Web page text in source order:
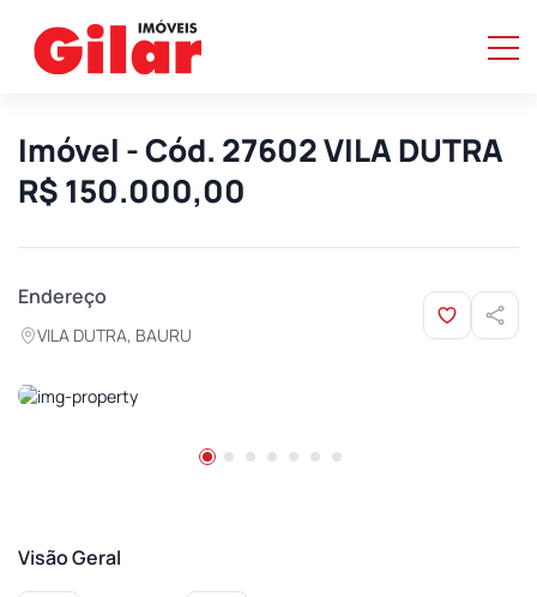
Imóvel - Cód. 27602 VILA DUTRA
R$ 150.000,00
Endereço
VILA DUTRA, BAURU
Visão Geral